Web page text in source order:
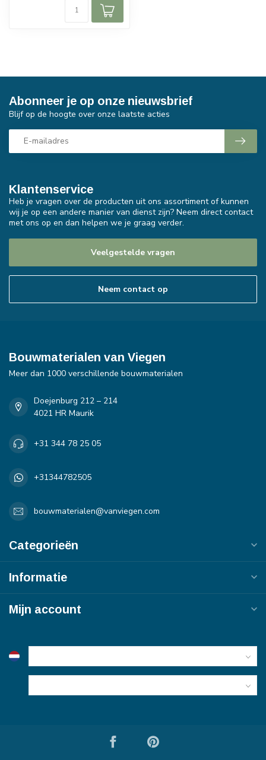
Klantenservice
Heb je vragen over de producten uit ons assortiment of kunnen
wij je op een andere manier van dienst zijn? Neem direct contact
met ons op en dan helpen we je graag verder.
Veelgestelde vragen
Neem contact op
Abonneer je op onze nieuwsbrief
Blijf op de hoogte over onze laatste acties
Bouwmaterialen van Viegen
Meer dan 1000 verschillende bouwmaterialen
Doejenburg 212 – 214
4021 HR Maurik
+31 344 78 25 05
+31344782505
bouwmaterialen@vanviegen.com
Categorieën
Informatie
Mijn account